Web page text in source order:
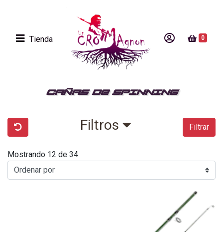
Tienda 0
CAÑAS DE SPINNING
Filtros Filtrar
Mostrando 12 de 34